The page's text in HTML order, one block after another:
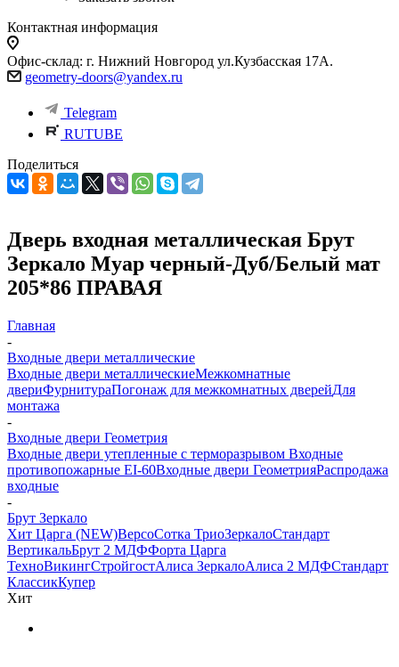
Контактная информация
Офис-склад: г. Нижний Новгород ул.Кузбасская 17А.
geometry-doors@yandex.ru
Telegram
RUTUBE
Поделиться
Дверь входная металлическая Брут
Зеркало Муар черный-Дуб/Белый мат
205*86 ПРАВАЯ
Главная
-
Входные двери металлические
Входные двери металлическиеМежкомнатные
двериФурнитураПогонаж для межкомнатных дверейДля
монтажа
-
Входные двери Геометрия
Входные двери утепленные с терморазрывом Входные
противопожарные EI-60Входные двери ГеометрияРаспродажа
входные
-
Брут Зеркало
Хит Царга (NEW)ВерсоСотка ТриоЗеркалоСтандарт
ВертикальБрут 2 МДФФорта Царга
ТехноВикингСтройгостАлиса ЗеркалоАлиса 2 МДФСтандарт
КлассикКупер
Хит